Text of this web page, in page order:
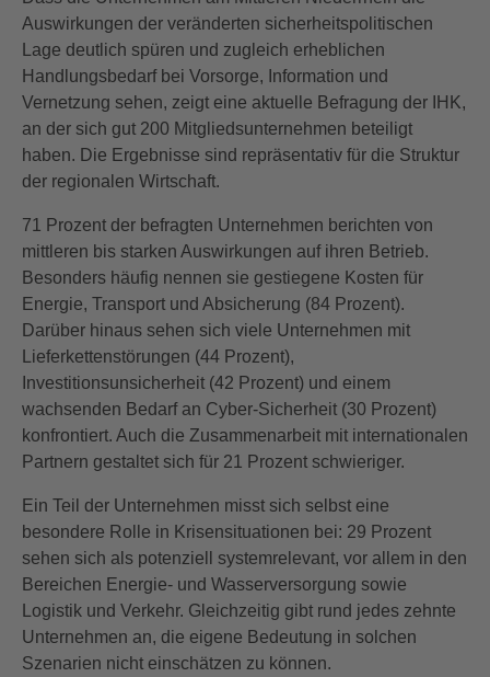
Auswirkungen der veränderten sicherheitspolitischen
Lage deutlich spüren und zugleich erheblichen
Handlungsbedarf bei Vorsorge, Information und
Vernetzung sehen, zeigt eine aktuelle Befragung der IHK,
an der sich gut 200 Mitgliedsunternehmen beteiligt
haben. Die Ergebnisse sind repräsentativ für die Struktur
der regionalen Wirtschaft.
71 Prozent der befragten Unternehmen berichten von
mittleren bis starken Auswirkungen auf ihren Betrieb.
Besonders häufig nennen sie gestiegene Kosten für
Energie, Transport und Absicherung (84 Prozent).
Darüber hinaus sehen sich viele Unternehmen mit
Lieferkettenstörungen (44 Prozent),
Investitionsunsicherheit (42 Prozent) und einem
wachsenden Bedarf an Cyber-Sicherheit (30 Prozent)
konfrontiert. Auch die Zusammenarbeit mit internationalen
Partnern gestaltet sich für 21 Prozent schwieriger.
Ein Teil der Unternehmen misst sich selbst eine
besondere Rolle in Krisensituationen bei: 29 Prozent
sehen sich als potenziell systemrelevant, vor allem in den
Bereichen Energie- und Wasserversorgung sowie
Logistik und Verkehr. Gleichzeitig gibt rund jedes zehnte
Unternehmen an, die eigene Bedeutung in solchen
Szenarien nicht einschätzen zu können.